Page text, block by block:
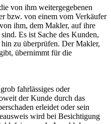
von ihm weitergegebenen
bzw. von einem vom Verkäufer
ihm, dem Makler, auf ihre
Es ist Sache des Kunden,
zu überprüfen. Der Makler,
übernimmt für die
fahrlässiges oder
der Kunde durch das
erleidet oder sein
wird bei Besichtigung